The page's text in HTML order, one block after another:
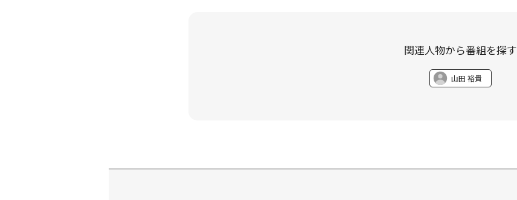
関連人物から番組を探す
山田 裕貴